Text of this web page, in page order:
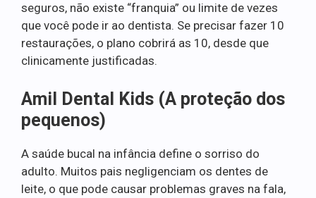
seguros, não existe “franquia” ou limite de vezes
que você pode ir ao dentista. Se precisar fazer 10
restaurações, o plano cobrirá as 10, desde que
clinicamente justificadas.
Amil Dental Kids (A proteção dos
pequenos)
A saúde bucal na infância define o sorriso do
adulto. Muitos pais negligenciam os dentes de
leite, o que pode causar problemas graves na fala,